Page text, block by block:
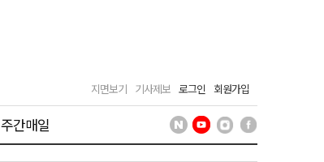
지면보기 기사제보 로그인 회원가입
주간매일